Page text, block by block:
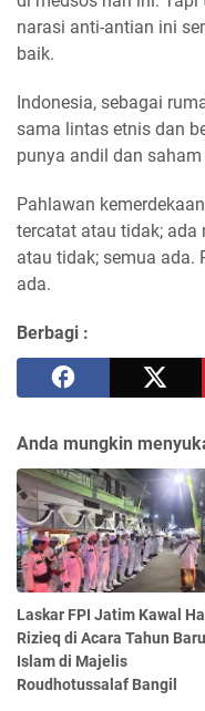
narasi anti-antian ini
baik.
Indonesia, sebagai
sama lintas etnis dan
punya andil dan
Pahlawan
tercatat atau tidak;
atau tidak; semua ada.
ada.
Berbagi :
Anda mungkin
Laskar FPI Jatim Kawal
Rizieq di Acara Tahun Baru
Islam di Majelis
Roudhotussalaf Bangil